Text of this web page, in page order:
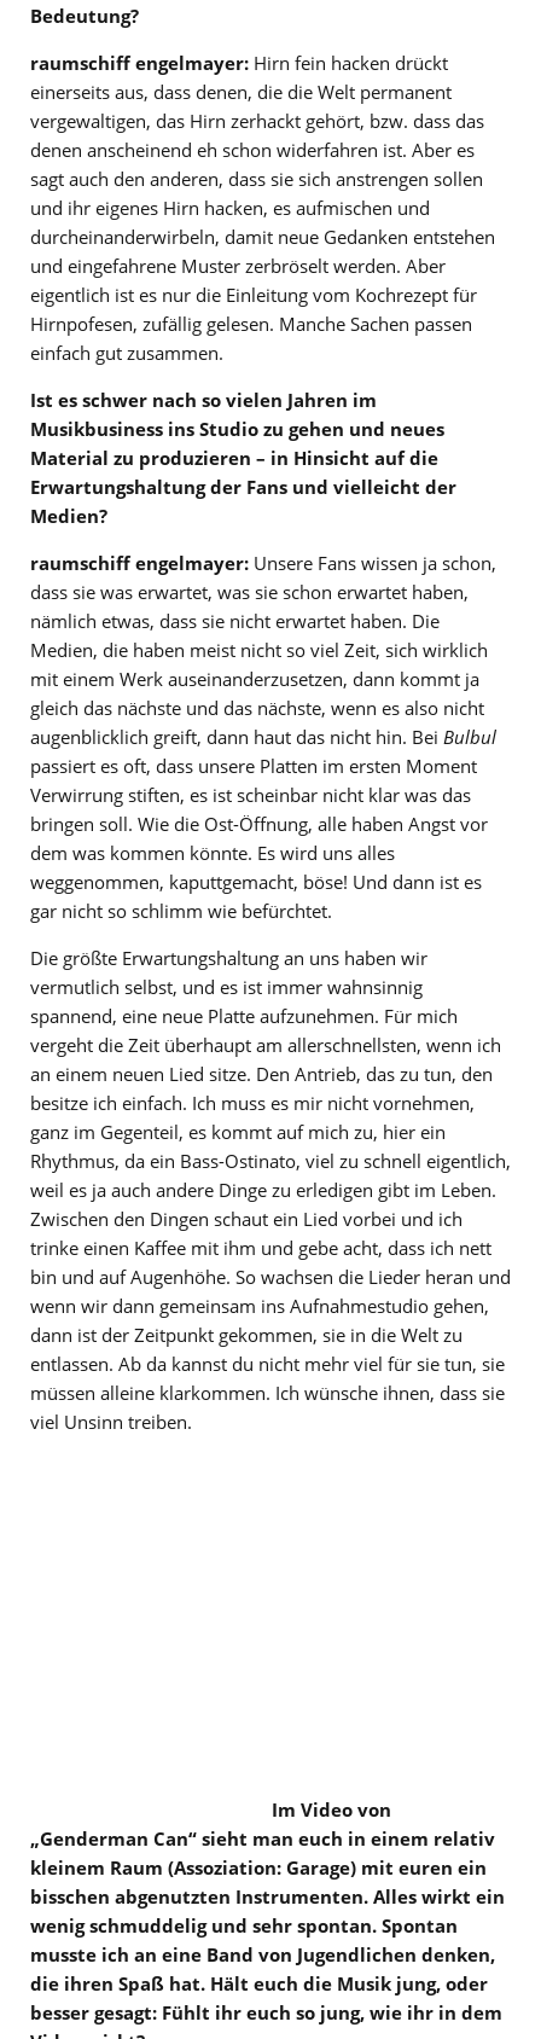
Bedeutung?
raumschiff engelmayer: Hirn fein hacken drückt
einerseits aus, dass denen, die die Welt permanent
vergewaltigen, das Hirn zerhackt gehört, bzw. dass das
denen anscheinend eh schon widerfahren ist. Aber es
sagt auch den anderen, dass sie sich anstrengen sollen
und ihr eigenes Hirn hacken, es aufmischen und
durcheinanderwirbeln, damit neue Gedanken entstehen
und eingefahrene Muster zerbröselt werden. Aber
eigentlich ist es nur die Einleitung vom Kochrezept für
Hirnpofesen, zufällig gelesen. Manche Sachen passen
einfach gut zusammen.
Ist es schwer nach so vielen Jahren im
Musikbusiness ins Studio zu gehen und neues
Material zu produzieren – in Hinsicht auf die
Erwartungshaltung der Fans und vielleicht der
Medien?
raumschiff engelmayer: Unsere Fans wissen ja schon,
dass sie was erwartet, was sie schon erwartet haben,
nämlich etwas, dass sie nicht erwartet haben. Die
Medien, die haben meist nicht so viel Zeit, sich wirklich
mit einem Werk auseinanderzusetzen, dann kommt ja
gleich das nächste und das nächste, wenn es also nicht
augenblicklich greift, dann haut das nicht hin. Bei Bulbul
passiert es oft, dass unsere Platten im ersten Moment
Verwirrung stiften, es ist scheinbar nicht klar was das
bringen soll. Wie die Ost-Öffnung, alle haben Angst vor
dem was kommen könnte. Es wird uns alles
weggenommen, kaputtgemacht, böse! Und dann ist es
gar nicht so schlimm wie befürchtet.
Die größte Erwartungshaltung an uns haben wir
vermutlich selbst, und es ist immer wahnsinnig
spannend, eine neue Platte aufzunehmen. Für mich
vergeht die Zeit überhaupt am allerschnellsten, wenn ich
an einem neuen Lied sitze. Den Antrieb, das zu tun, den
besitze ich einfach. Ich muss es mir nicht vornehmen,
ganz im Gegenteil, es kommt auf mich zu, hier ein
Rhythmus, da ein Bass-Ostinato, viel zu schnell eigentlich,
weil es ja auch andere Dinge zu erledigen gibt im Leben.
Zwischen den Dingen schaut ein Lied vorbei und ich
trinke einen Kaffee mit ihm und gebe acht, dass ich nett
bin und auf Augenhöhe. So wachsen die Lieder heran und
wenn wir dann gemeinsam ins Aufnahmestudio gehen,
dann ist der Zeitpunkt gekommen, sie in die Welt zu
entlassen. Ab da kannst du nicht mehr viel für sie tun, sie
müssen alleine klarkommen. Ich wünsche ihnen, dass sie
viel Unsinn treiben.
Im Video von
„Genderman Can“ sieht man euch in einem relativ
kleinem Raum (Assoziation: Garage) mit euren ein
bisschen abgenutzten Instrumenten. Alles wirkt ein
wenig schmuddelig und sehr spontan. Spontan
musste ich an eine Band von Jugendlichen denken,
die ihren Spaß hat. Hält euch die Musik jung, oder
besser gesagt: Fühlt ihr euch so jung, wie ihr in dem